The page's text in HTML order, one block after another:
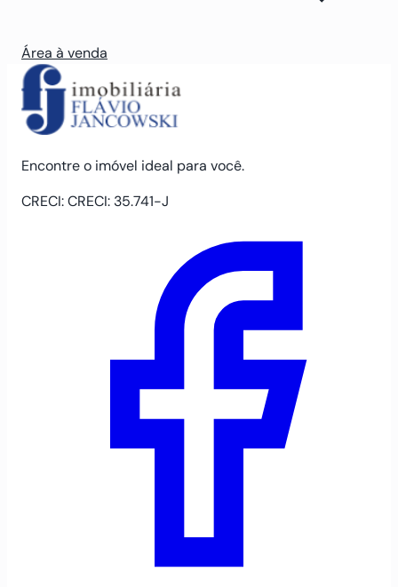
Área à venda
Encontre o imóvel ideal para você.
CRECI: CRECI: 35.741-J